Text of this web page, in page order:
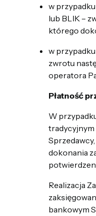
w
lub BLIK –
którego
w
zwrotu
operatora
Płatność
W
dokonania
Realizacja
bankowym